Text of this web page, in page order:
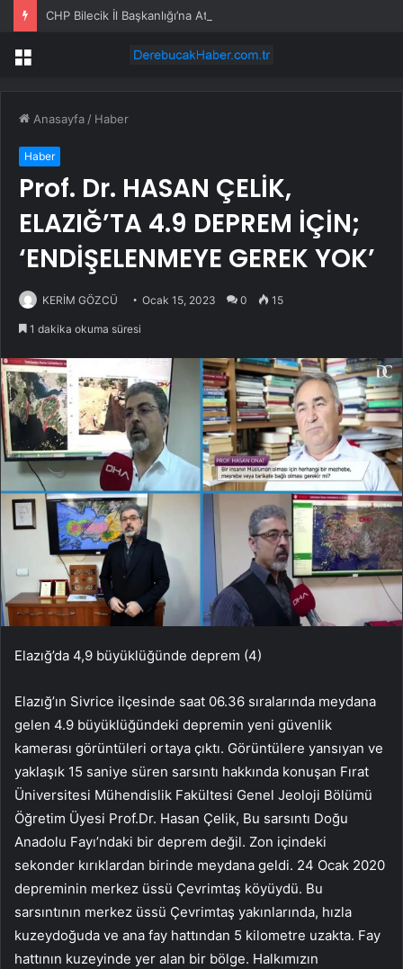
Menü
Anasayfa / Haber
Haber
Prof. Dr. HASAN ÇELİK,
ELAZIĞ’TA 4.9 DEPREM İÇİN;
‘ENDİŞELENMEYE GEREK YOK’
KERİM GÖZCÜ Ocak 15, 2023 0 15
1 dakika okuma süresi
Elazığ’da 4,9 büyüklüğünde deprem (4)
Elazığ’ın Sivrice ilçesinde saat 06.36 sıralarında meydana
gelen 4.9 büyüklüğündeki depremin yeni güvenlik
kamerası görüntüleri ortaya çıktı. Görüntülere yansıyan ve
yaklaşık 15 saniye süren sarsıntı hakkında konuşan Fırat
Üniversitesi Mühendislik Fakültesi Genel Jeoloji Bölümü
Öğretim Üyesi Prof.Dr. Hasan Çelik, Bu sarsıntı Doğu
Anadolu Fayı’ndaki bir deprem değil. Zon içindeki
sekonder kırıklardan birinde meydana geldi. 24 Ocak 2020
depreminin merkez üssü Çevrimtaş köyüydü. Bu
sarsıntının merkez üssü Çevrimtaş yakınlarında, hızla
kuzeydoğuda ve ana fay hattından 5 kilometre uzakta. Fay
hattının kuzeyinde yer alan bir bölge. Halkımızın